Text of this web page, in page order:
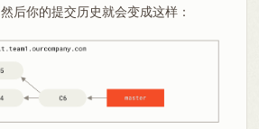
后你的提交历史就会变成这样：